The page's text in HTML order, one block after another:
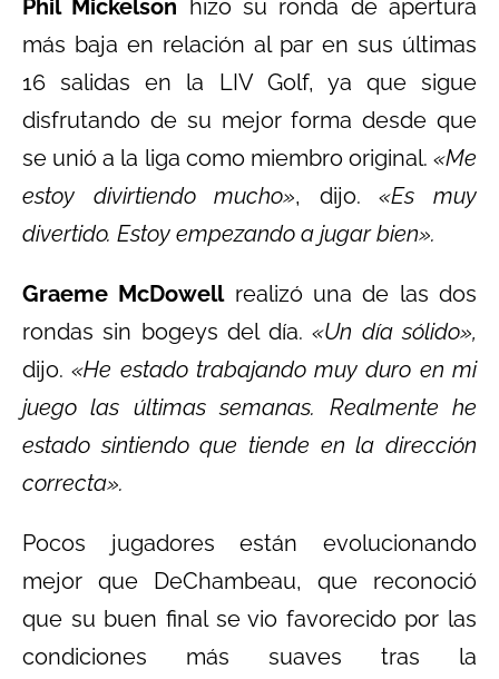
Phil Mickelson hizo su ronda de apertura
más baja en relación al par en sus últimas
16 salidas en la LIV Golf, ya que sigue
disfrutando de su mejor forma desde que
se unió a la liga como miembro original. «Me
estoy divirtiendo mucho», dijo.«Es muy
divertido. Estoy empezando a jugar bien».
Graeme McDowellrealizó una de las dos
rondas sin bogeys del día.«Un día sólido»,
dijo.«He estado trabajando muy duro en mi
juego las últimas semanas. Realmente he
estado sintiendo que tiende en la dirección
correcta».
Pocos jugadores están evolucionando
mejor que DeChambeau, que reconoció
que su buen final se vio favorecido por las
condiciones más suaves tras la